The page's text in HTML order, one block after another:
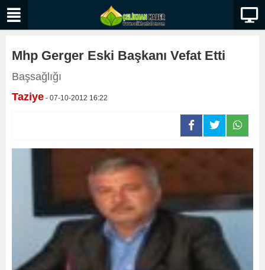
Mhp Gerger Eski Başkanı Vefat Etti
Başsağlığı
Taziye - 07-10-2012 16:22